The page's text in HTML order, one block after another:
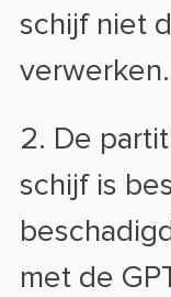
schijf niet
verwerken.
2. De
schijf is
met de